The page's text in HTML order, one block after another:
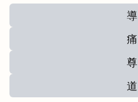
導
痛
尊
道